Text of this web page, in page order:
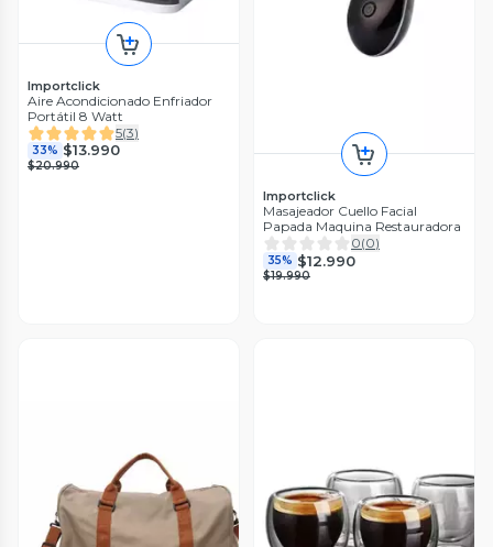
Importclick
Aire Acondicionado Enfriador
Portátil 8 Watt
5(3)
33% $13.990
$20.990
Importclick
Masajeador Cuello Facial
Papada Maquina Restauradora
0(0)
35% $12.990
$19.990